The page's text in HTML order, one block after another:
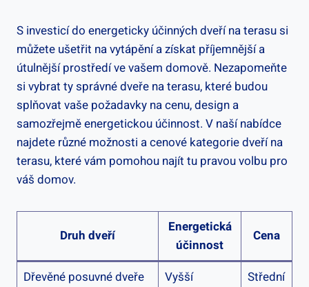
S investicí do energeticky účinných dveří na terasu si
můžete ušetřit na vytápění a získat příjemnější a
útulnější prostředí ve vašem domově. Nezapomeňte
si vybrat ty správné dveře na terasu, které budou
splňovat vaše požadavky na cenu, design a
samozřejmě energetickou účinnost. V naší nabídce
najdete různé možnosti a cenové kategorie dveří na
terasu, které vám pomohou najít tu pravou volbu pro
váš domov.
Druh dveří
Energetická
účinnost
Cena
Dřevěné posuvné dveře Vyšší
Střední